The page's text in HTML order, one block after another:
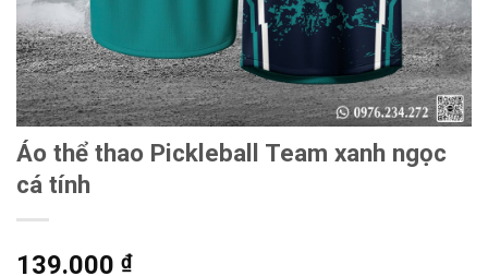
Áo thể thao Pickleball Team xanh ngọc
cá tính
139.000 ₫